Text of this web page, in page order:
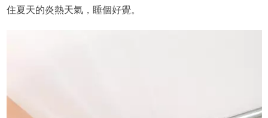
住夏天的炎熱天氣，睡個好覺。